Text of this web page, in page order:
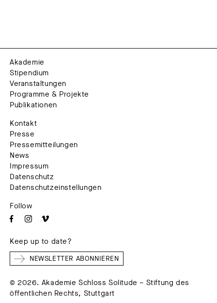
Akademie
Stipendium
Veranstaltungen
Programme & Projekte
Publikationen
Kontakt
Presse
Pressemitteilungen
News
Impressum
Datenschutz
Datenschutzeinstellungen
Follow
Keep up to date?
NEWSLETTER ABONNIEREN
© 2026. Akademie Schloss Solitude – Stiftung des
öffentlichen Rechts, Stuttgart